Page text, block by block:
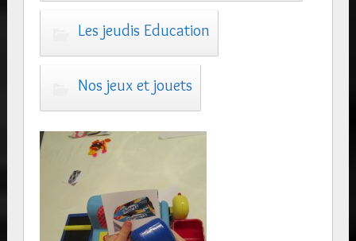
Les jeudis Education
Nos jeux et jouets